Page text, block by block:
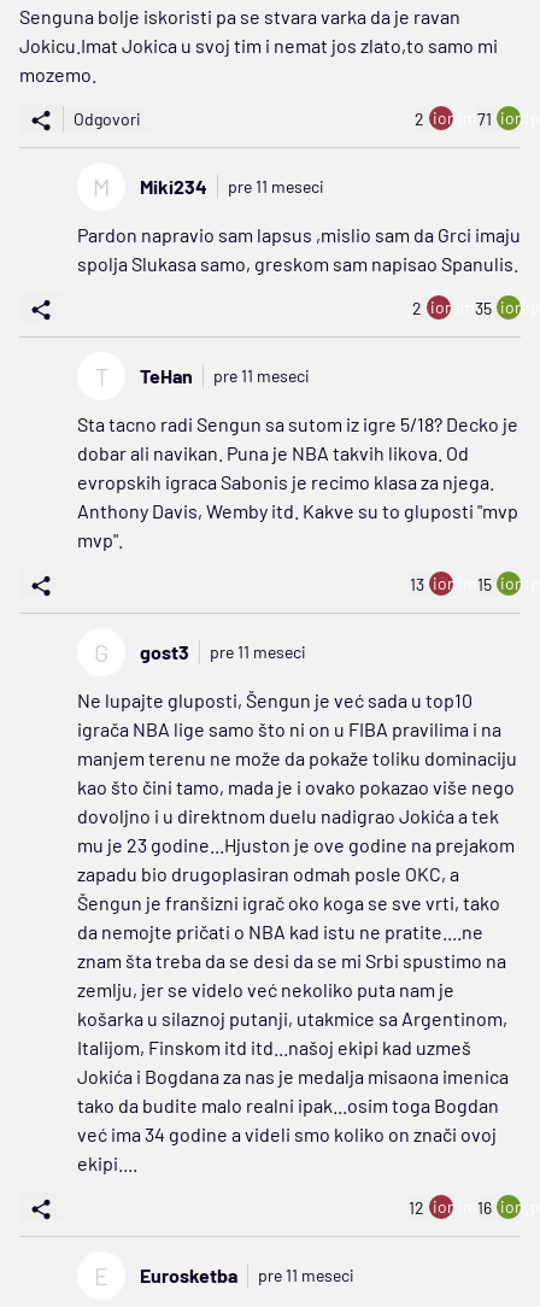
Senguna bolje iskoristi pa se stvara varka da je ravan
Jokicu.Imat Jokica u svoj tim i nemat jos zlato,to samo mi
mozemo.
Odgovori 2 ion:minus
71
M Miki234 pre 11 meseci
Pardon napravio sam lapsus ,mislio sam da Grci imaju
spolja Slukasa samo, greskom sam napisao Spanulis.
2 ion:minus
35
T TeHan pre 11 meseci
Sta tacno radi Sengun sa sutom iz igre 5/18? Decko je
dobar ali navikan. Puna je NBA takvih likova. Od
evropskih igraca Sabonis je recimo klasa za njega.
Anthony Davis, Wemby itd. Kakve su to gluposti "mvp
mvp".
13 ion:minus
15
G gost3 pre 11 meseci
Ne lupajte gluposti, Šengun je već sada u top10
igrača NBA lige samo što ni on u FIBA pravilima i na
manjem terenu ne može da pokaže toliku dominaciju
kao što čini tamo, mada je i ovako pokazao više nego
dovoljno i u direktnom duelu nadigrao Jokića a tek
mu je 23 godine...Hjuston je ove godine na prejakom
zapadu bio drugoplasiran odmah posle OKC, a
Šengun je franšizni igrač oko koga se sve vrti, tako
da nemojte pričati o NBA kad istu ne pratite....ne
znam šta treba da se desi da se mi Srbi spustimo na
zemlju, jer se videlo već nekoliko puta nam je
košarka u silaznoj putanji, utakmice sa Argentinom,
Italijom, Finskom itd itd...našoj ekipi kad uzmeš
Jokića i Bogdana za nas je medalja misaona imenica
tako da budite malo realni ipak...osim toga Bogdan
već ima 34 godine a videli smo koliko on znači ovoj
ekipi....
12 ion:minus
16
E Eurosketba pre 11 meseci